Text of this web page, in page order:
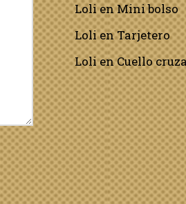
LolienMini bolso
LolienTarjetero
LolienCuello